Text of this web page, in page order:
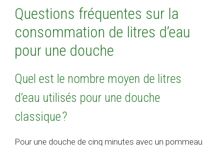
Questions fréquentes sur la
consommation de litres d’eau
pour une douche
Quel est le nombre moyen de litres
d’eau utilisés pour une douche
classique ?
Pour une douche de cinq minutes avec un pommeau